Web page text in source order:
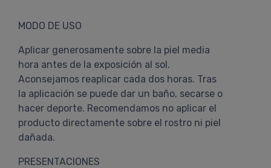
MODO DE USO
Aplicar generosamente sobre la piel media
hora antes de la exposición al sol.
Aconsejamos reaplicar cada dos horas. Tras
la aplicación se puede dar un baño, secarse o
hacer deporte. Recomendamos no aplicar el
producto directamente sobre el rostro ni piel
dañada.
PRESENTACIONES